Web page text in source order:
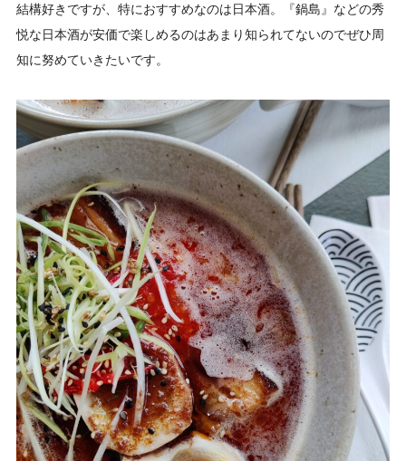
結構好きですが、特におすすめなのは日本酒。『鍋島』などの秀
悦な日本酒が安価で楽しめるのはあまり知られてないのでぜひ周
知に努めていきたいです。